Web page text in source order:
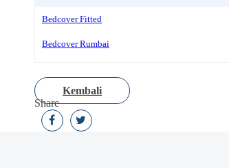
Bedcover Fitted
Bedcover Rumbai
Kembali
Share